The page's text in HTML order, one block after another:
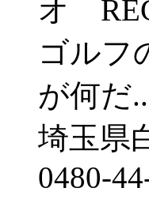
ゴルフ
が何だ
埼玉県
0480-